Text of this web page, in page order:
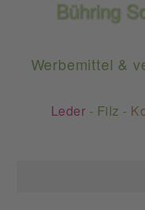
Bühring
Werbemittel &
Leder - Filz -